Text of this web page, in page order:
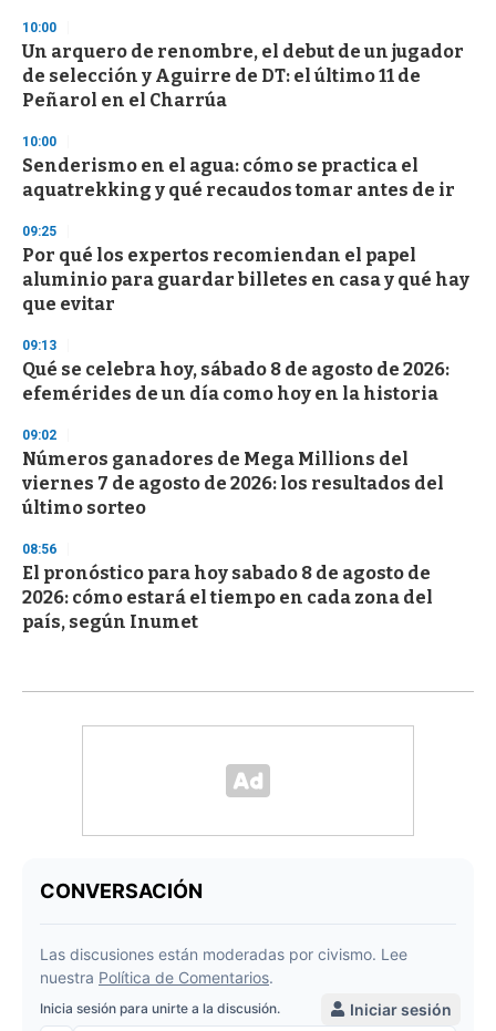
d
s
10:00
Un arquero de renombre, el debut de un jugador
de selección y Aguirre de DT: el último 11 de
Peñarol en el Charrúa
10:00
Senderismo en el agua: cómo se practica el
aquatrekking y qué recaudos tomar antes de ir
09:25
Por qué los expertos recomiendan el papel
aluminio para guardar billetes en casa y qué hay
que evitar
09:13
Qué se celebra hoy, sábado 8 de agosto de 2026:
efemérides de un día como hoy en la historia
09:02
Números ganadores de Mega Millions del
viernes 7 de agosto de 2026: los resultados del
último sorteo
08:56
El pronóstico para hoy sabado 8 de agosto de
2026: cómo estará el tiempo en cada zona del
país, según Inumet